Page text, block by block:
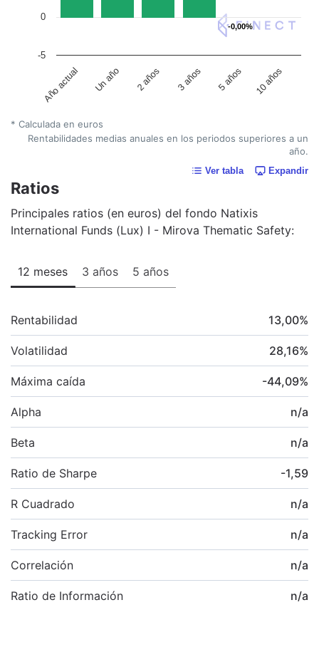
-0,00%
-0,00%
Año actual Un año 2 años 3 años 5 años 10 años
-5
0
* Calculada en euros
Rentabilidades medias anuales en los periodos superiores a un
año.
Ver tabla Expandir
Ratios
Principales ratios (en euros) del fondo Natixis
International Funds (Lux) I - Mirova Thematic Safety:
12 meses 3 años 5 años
Rentabilidad 13,00%
Volatilidad 28,16%
Máxima caída -44,09%
Alpha n/a
Beta n/a
Ratio de Sharpe -1,59
R Cuadrado n/a
Tracking Error n/a
Correlación n/a
Ratio de Información n/a